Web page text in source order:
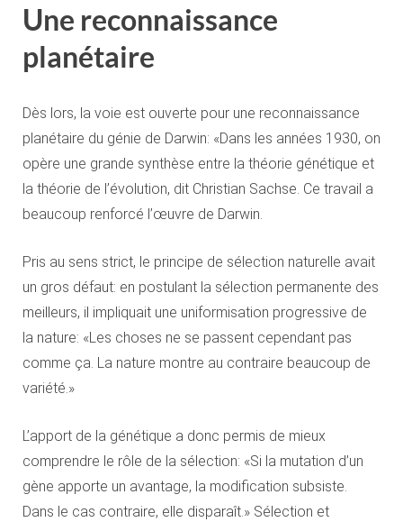
Une reconnaissance
planétaire
Dès lors, la voie est ouverte pour une reconnaissance
planétaire du génie de Darwin: «Dans les années 1930, on
opère une grande synthèse entre la théorie génétique et
la théorie de l’évolution, dit Christian Sachse. Ce travail a
beaucoup renforcé l’œuvre de Darwin.
Pris au sens strict, le principe de sélection naturelle avait
un gros défaut: en postulant la sélection permanente des
meilleurs, il impliquait une uniformisation progressive de
la nature: «Les choses ne se passent cependant pas
comme ça. La nature montre au contraire beaucoup de
variété.»
L’apport de la génétique a donc permis de mieux
comprendre le rôle de la sélection: «Si la mutation d’un
gène apporte un avantage, la modification subsiste.
Dans le cas contraire, elle disparaît.» Sélection et